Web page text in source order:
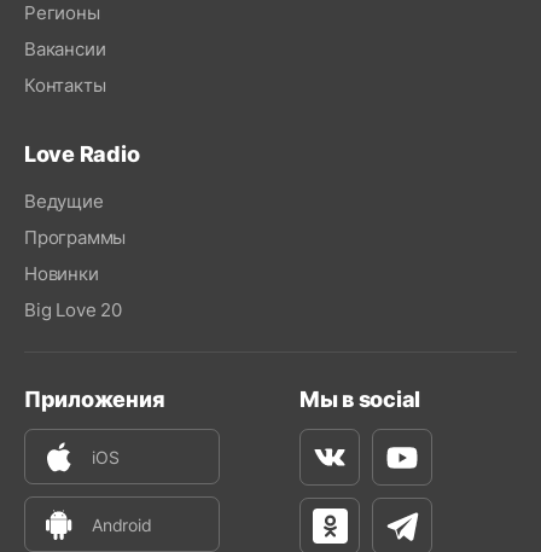
Регионы
Вакансии
Контакты
Love Radio
Ведущие
Программы
Новинки
Big Love 20
Приложения
iOS
Android
Мы в social
ВконтактеYoutube
Одноклассники
Телеграм